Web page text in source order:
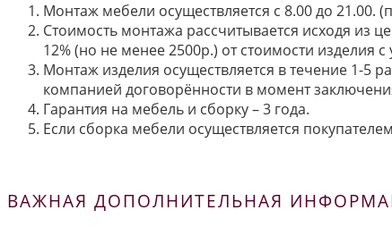
Монтаж мебели осуществляется с 8.00 до 21.00.
Стоимость монтажа рассчитывается исходя из
12% (но не менее 2500р.) от стоимости
Монтаж изделия осуществляется в течение 1-5
компанией договорённости в момент
Гарантия на мебель и сборку – 3 года.
Если сборка мебели осуществляется
ВАЖНАЯ ДОПОЛНИТЕЛЬНАЯ